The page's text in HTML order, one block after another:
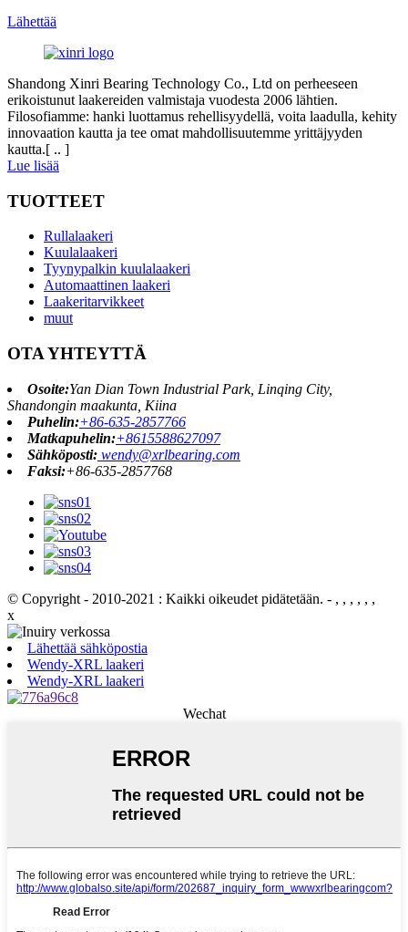
Lähettää
Shandong Xinri Bearing Technology Co., Ltd on perheeseen
erikoistunut laakereiden valmistaja vuodesta 2006 lähtien.
Filosofiamme: hanki luottamus rehellisyydellä, voita laadulla, kehity
innovaation kautta ja tee omat mahdollisuutemme yrittäjyyden
kautta.[ .. ]
Lue lisää
TUOTTEET
Rullalaakeri
Kuulalaakeri
Tyynypalkin kuulalaakeri
Automaattinen laakeri
Laakeritarvikkeet
muut
OTA YHTEYTTÄ
Osoite:Yan Dian Town Industrial Park, Linqing City,
Shandongin maakunta, Kiina
Puhelin:+86-635-2857766
Matkapuhelin:+8615588627097
Sähköposti: wendy@xrlbearing.com
Faksi:+86-635-2857768
© Copyright - 2010-2021 : Kaikki oikeudet pidätetään. - , , , , , ,
x
Lähettää sähköpostia
Wendy-XRL laakeri
Wendy-XRL laakeri
Wechat